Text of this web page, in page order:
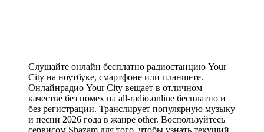
Слушайте онлайн бесплатно радиостанцию Your
City на ноутбуке, смартфоне или планшете.
Онлайнрадио Your City вещает в отличном
качестве без помех на all-radio.online бесплатно и
без регистрации. Транслирует популярную музыку
и песни 2026 года в жанре other . Воспользуйтесь